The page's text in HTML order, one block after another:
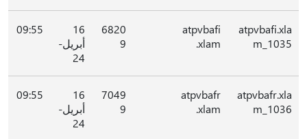
atpvbafi.xla
m_1035
atpvbafi
.xlam
6820
9
16
أبريل-
24
09:55
atpvbafr.xla
m_1036
atpvbafr
.xlam
7049
9
16
أبريل-
24
09:55